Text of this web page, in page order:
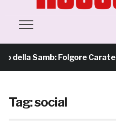
Samb: Folgore Caratese
Tag:social